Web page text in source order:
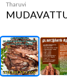
Tharuvi